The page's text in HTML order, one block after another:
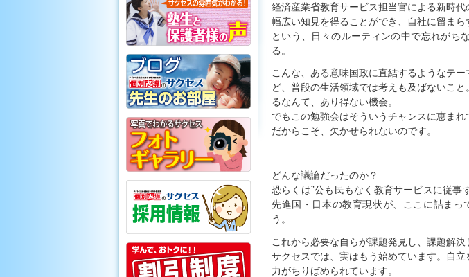
経済産業省教育サービス担当官による
幅広い知見を得ることができ、自社に留ま
という、日々のルーティンの中で忘れがち
る。
こんな、ある意味国政に直結するようなテ
ど、普段の生活領域では考えも及ばないこ
るなんて、あり得ない機会。
でもこの勉強会はそうい
だからこそ、欠かせられないのです。
どんな議論だったのか？
恐らくは”公も民もなく教育サービスに従
先進国・日本の教育現状が、ここに詰まっ
う。
これから必要な自らが課題発見し、課題解
サクセスでは、実はもう始めています。自
力がちりばめられています。